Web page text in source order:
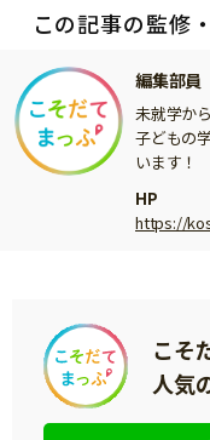
この記事の監修
編集部員
未就学か
子どもの
います！
HP
https://
こそ
人気